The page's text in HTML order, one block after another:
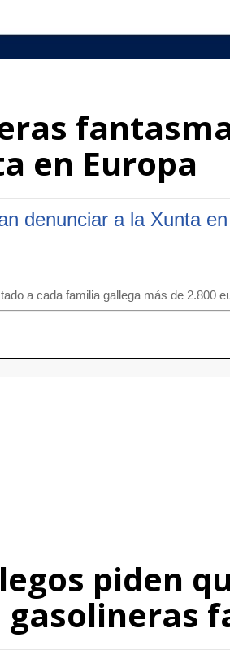
en Europa
denunciar a la Xunta
a cada familia gallega más de 2.800
piden